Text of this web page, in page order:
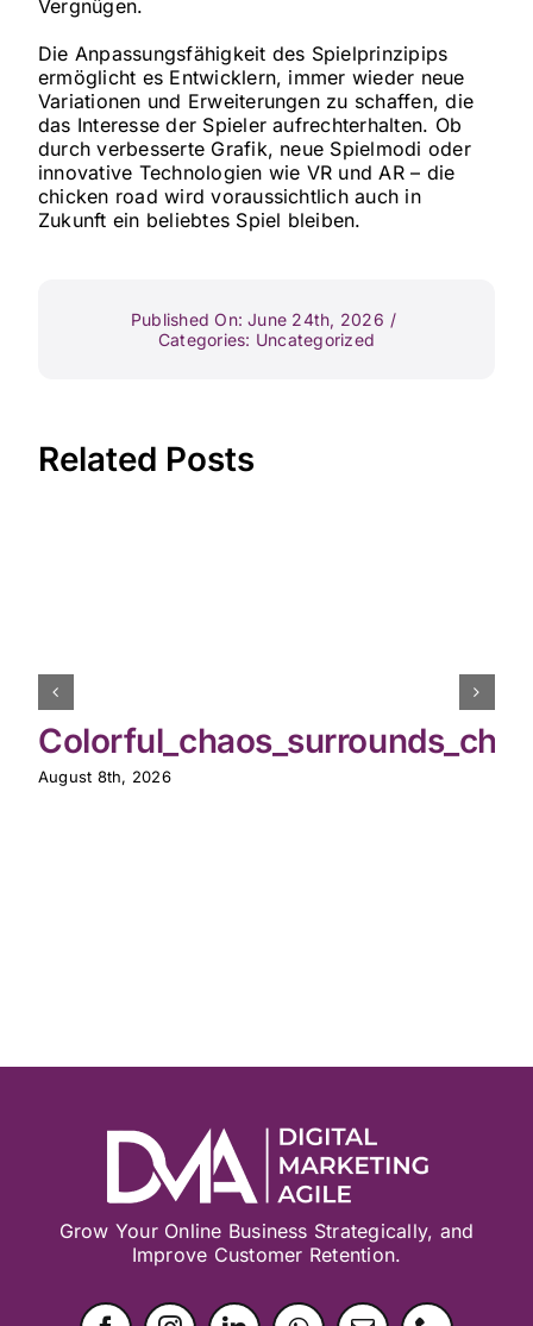
Vergnügen.
Die Anpassungsfähigkeit des Spielprinzipips
ermöglicht es Entwicklern, immer wieder neue
Variationen und Erweiterungen zu schaffen, die
das Interesse der Spieler aufrechterhalten. Ob
durch verbesserte Grafik, neue Spielmodi oder
innovative Technologien wie VR und AR – die
chicken road wird voraussichtlich auch in
Zukunft ein beliebtes Spiel bleiben.
Published On: June 24th, 2026 /
Categories: Uncategorized
Related Posts
August 8th, 2026
Grow Your Online Business Strategically, and
Improve Customer Retention.